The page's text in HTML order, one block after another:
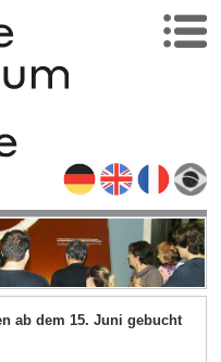
ab dem 15. Juni gebucht